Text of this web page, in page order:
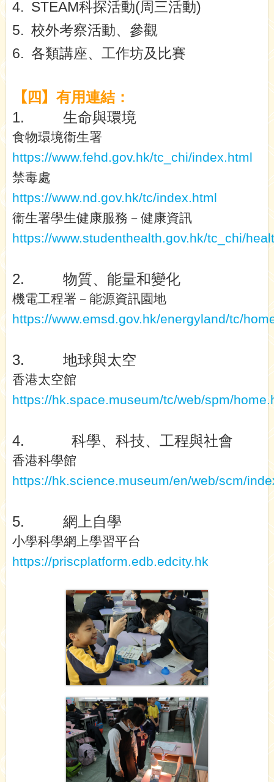
4. STEAM科探活動(周三活動)
5. 校外考察活動、參觀
6. 各類講座、工作坊及比賽
【 四 】 有用連結：
1. 生命與環境
食物環境衞生署
https://www.fehd.gov.hk/tc_chi/index.html
禁毒處
https://www.nd.gov.hk/tc/index.html
衞生署學生健康服務－健康資訊
https://www.studenthealth.gov.hk/tc_chi/
2. 物質、能量和變化
機電工程署－能源資訊園地
https://www.emsd.gov.hk/energyland/tc/
3. 地球與太空
香港太空館
https://hk.space.museum/tc/web/spm/
4. 科學、科技、工程與社會
香港科學館
https://hk.science.museum/en/web/scm/
5. 網上自學
小學科學網上學習平台
https://priscplatform.edb.edcity.hk